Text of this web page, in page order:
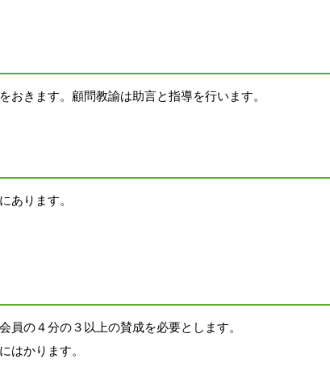
おきます。顧問教諭は助言と指導を行います。
あります。
員の４分の３以上の賛成を必要とします。
はかります。